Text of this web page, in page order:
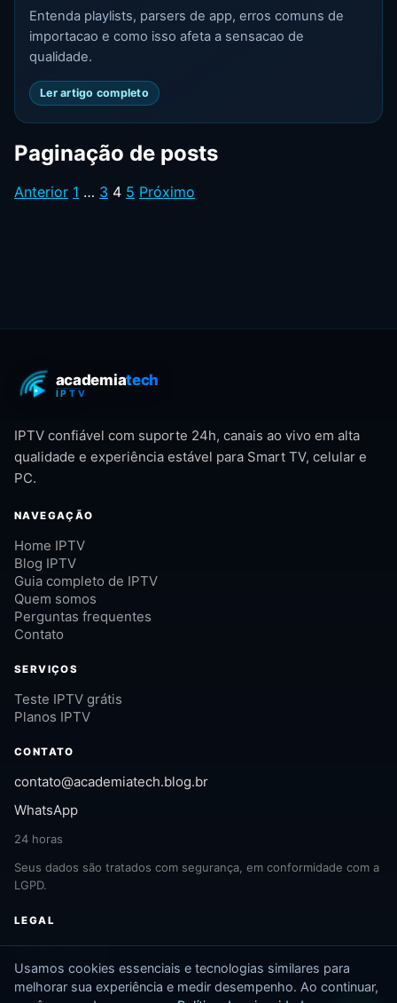
Entenda playlists, parsers de app, erros comuns de
importacao e como isso afeta a sensacao de
qualidade.
Ler artigo completo
Paginação de posts
Anterior 1 … 3 4 5 Próximo
IPTV confiável com suporte 24h, canais ao vivo em alta
qualidade e experiência estável para Smart TV, celular e
PC.
NAVEGAÇÃO
Home IPTV
Blog IPTV
Guia completo de IPTV
Quem somos
Perguntas frequentes
Contato
SERVIÇOS
Teste IPTV grátis
Planos IPTV
CONTATO
contato@academiatech.blog.br
WhatsApp
24 horas
Seus dados são tratados com segurança, em conformidade com a
LGPD.
LEGAL
Termos de uso
Política de privacidade
LGPD
Usamos cookies essenciais e tecnologias similares para
melhorar sua experiência e medir desempenho. Ao continuar,